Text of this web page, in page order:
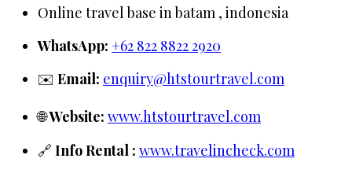
Online travel base in batam , indonesia
WhatsApp: +62 822 8822 2920
✉️ Email: enquiry@htstourtravel.com
🌐Website: www.htstourtravel.com
🔗 Info Rental : www.travelincheck.com